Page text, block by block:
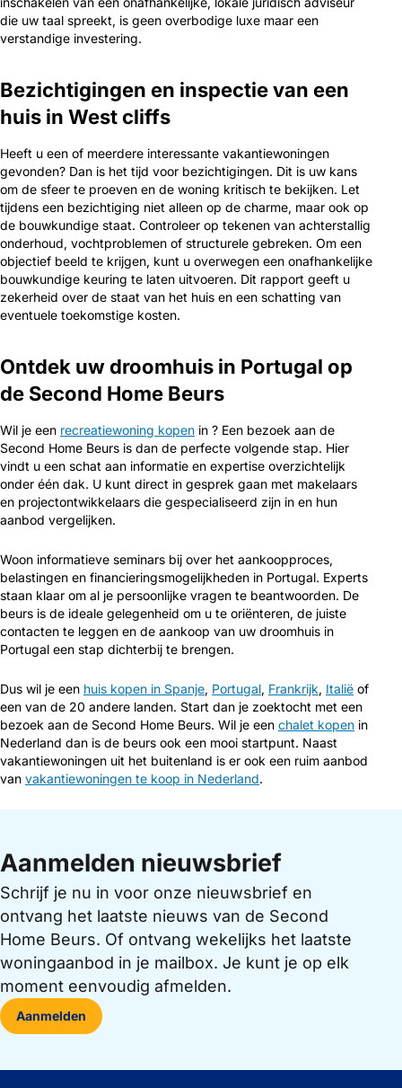
die uw taal spreekt, is geen overbodige luxe maar een
verstandige investering.
Bezichtigingen en inspectie van een
huis in West cliffs
Heeft u een of meerdere interessante vakantiewoningen
gevonden? Dan is het tijd voor bezichtigingen. Dit is uw kans
om de sfeer te proeven en de woning kritisch te bekijken. Let
tijdens een bezichtiging niet alleen op de charme, maar ook op
de bouwkundige staat. Controleer op tekenen van achterstallig
onderhoud, vochtproblemen of structurele gebreken. Om een
objectief beeld te krijgen, kunt u overwegen een onafhankelijke
bouwkundige keuring te laten uitvoeren. Dit rapport geeft u
zekerheid over de staat van het huis en een schatting van
eventuele toekomstige kosten.
Ontdek uw droomhuis in Portugal op
de Second Home Beurs
Wil je een recreatiewoning kopen in ? Een bezoek aan de
Second Home Beurs is dan de perfecte volgende stap. Hier
vindt u een schat aan informatie en expertise overzichtelijk
onder één dak. U kunt direct in gesprek gaan met makelaars
en projectontwikkelaars die gespecialiseerd zijn in en hun
aanbod vergelijken.
Woon informatieve seminars bij over het aankoopproces,
belastingen en financieringsmogelijkheden in Portugal. Experts
staan klaar om al je persoonlijke vragen te beantwoorden. De
beurs is de ideale gelegenheid om u te oriënteren, de juiste
contacten te leggen en de aankoop van uw droomhuis in
Portugal een stap dichterbij te brengen.
Dus wil je een huis kopen in Spanje, Portugal, Frankrijk, Italië of
een van de 20 andere landen. Start dan je zoektocht met een
bezoek aan de Second Home Beurs. Wil je een chalet kopen in
Nederland dan is de beurs ook een mooi startpunt. Naast
vakantiewoningen uit het buitenland is er ook een ruim aanbod
van vakantiewoningen te koop in Nederland.
Aanmelden nieuwsbrief
Schrijf je nu in voor onze nieuwsbrief en
ontvang het laatste nieuws van de Second
Home Beurs. Of ontvang wekelijks het laatste
woningaanbod in je mailbox. Je kunt je op elk
moment eenvoudig afmelden.
Aanmelden